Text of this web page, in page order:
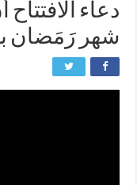
دعاء
شهر رَمَضان